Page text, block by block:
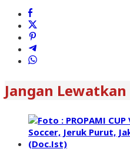
Jangan Lewatkan